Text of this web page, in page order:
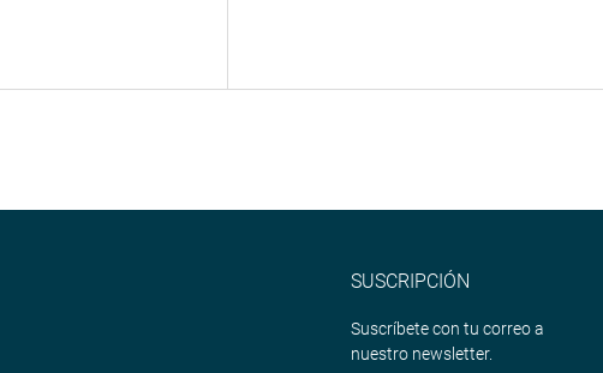
SUSCRIPCIÓN
Suscríbete con tu correo a
nuestro newsletter.